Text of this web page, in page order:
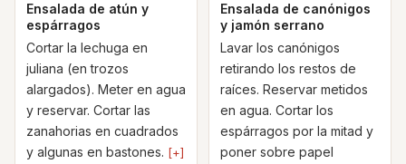
Ensalada de atún y
espárragos
Cortar la lechuga en
juliana (en trozos
alargados). Meter en agua
y reservar. Cortar las
zanahorias en cuadrados
y algunas en bastones. [+]
Ensalada de canónigos
y jamón serrano
Lavar los canónigos
retirando los restos de
raíces. Reservar metidos
en agua. Cortar los
espárragos por la mitad y
poner sobre papel